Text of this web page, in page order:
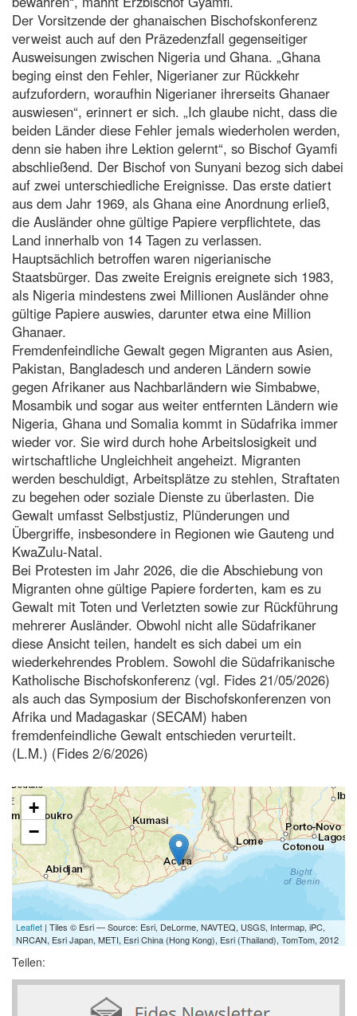
Der Vorsitzende der ghanaischen Bischofskonferenz
verweist auch auf den Präzedenzfall gegenseitiger
Ausweisungen zwischen Nigeria und Ghana. „Ghana
beging einst den Fehler, Nigerianer zur Rückkehr
aufzufordern, woraufhin Nigerianer ihrerseits Ghanaer
auswiesen“, erinnert er sich. „Ich glaube nicht, dass die
beiden Länder diese Fehler jemals wiederholen werden,
denn sie haben ihre Lektion gelernt“, so Bischof Gyamfi
abschließend. Der Bischof von Sunyani bezog sich dabei
auf zwei unterschiedliche Ereignisse. Das erste datiert
aus dem Jahr 1969, als Ghana eine Anordnung erließ,
die Ausländer ohne gültige Papiere verpflichtete, das
Land innerhalb von 14 Tagen zu verlassen.
Hauptsächlich betroffen waren nigerianische
Staatsbürger. Das zweite Ereignis ereignete sich 1983,
als Nigeria mindestens zwei Millionen Ausländer ohne
gültige Papiere auswies, darunter etwa eine Million
Ghanaer.
Fremdenfeindliche Gewalt gegen Migranten aus Asien,
Pakistan, Bangladesch und anderen Ländern sowie
gegen Afrikaner aus Nachbarländern wie Simbabwe,
Mosambik und sogar aus weiter entfernten Ländern wie
Nigeria, Ghana und Somalia kommt in Südafrika immer
wieder vor. Sie wird durch hohe Arbeitslosigkeit und
wirtschaftliche Ungleichheit angeheizt. Migranten
werden beschuldigt, Arbeitsplätze zu stehlen, Straftaten
zu begehen oder soziale Dienste zu überlasten. Die
Gewalt umfasst Selbstjustiz, Plünderungen und
Übergriffe, insbesondere in Regionen wie Gauteng und
KwaZulu-Natal.
Bei Protesten im Jahr 2026, die die Abschiebung von
Migranten ohne gültige Papiere forderten, kam es zu
Gewalt mit Toten und Verletzten sowie zur Rückführung
mehrerer Ausländer. Obwohl nicht alle Südafrikaner
diese Ansicht teilen, handelt es sich dabei um ein
wiederkehrendes Problem. Sowohl die Südafrikanische
Katholische Bischofskonferenz (vgl. Fides 21/05/2026)
als auch das Symposium der Bischofskonferenzen von
Afrika und Madagaskar (SECAM) haben
fremdenfeindliche Gewalt entschieden verurteilt.
(L.M.) (Fides 2/6/2026)
+
−
Leaflet | Tiles © Esri — Source: Esri, DeLorme, NAVTEQ, USGS, Intermap, iPC,
NRCAN, Esri Japan, METI, Esri China (Hong Kong), Esri (Thailand), TomTom, 2012
Teilen: